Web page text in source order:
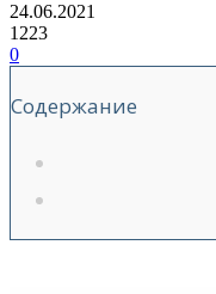
24.06.2021
1223
0
Содержание